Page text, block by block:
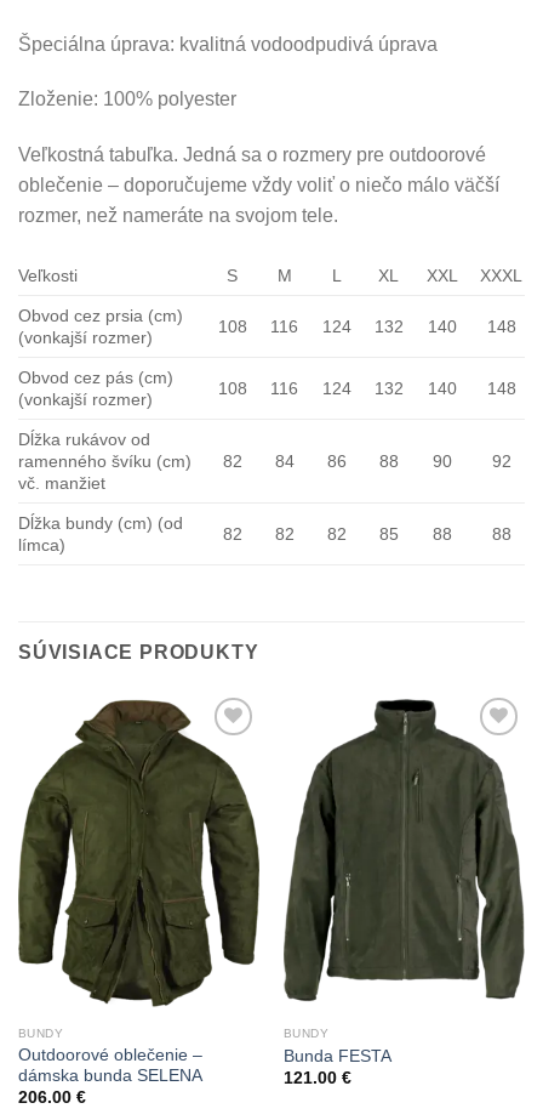
Špeciálna úprava: kvalitná vodoodpudivá úprava
Zloženie: 100% polyester
Veľkostná tabuľka. Jedná sa o rozmery pre outdoorové
oblečenie – doporučujeme vždy voliť o niečo málo väčší
rozmer, než nameráte na svojom tele.
Veľkosti S M L XL XXL XXXL
Obvod cez prsia (cm)
(vonkajší rozmer)
108 116 124 132 140 148
Obvod cez pás (cm)
(vonkajší rozmer)
108 116 124 132 140 148
Dĺžka rukávov od
ramenného švíku (cm)
vč. manžiet
82 84 86 88 90 92
Dĺžka bundy (cm) (od
límca)
82 82 82 85 88 88
SÚVISIACE PRODUKTY
Add to
Wishlist
BUNDY
Outdoorové oblečenie –
dámska bunda SELENA
206.00 €
Add to
Wishlist
BUNDY
Bunda FESTA
121.00 €